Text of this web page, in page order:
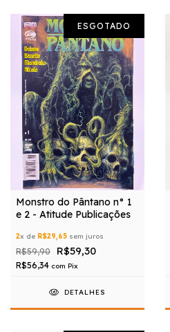
ESGOTADO
Monstro do Pântano n° 1
e 2 - Atitude Publicações
2x de R$29,65 sem juros
R$59,90 R$59,30
R$56,34 com Pix
DETALHES